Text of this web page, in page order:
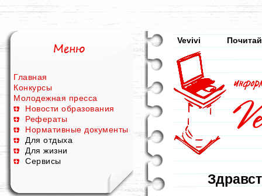
Главная
Конкурсы
Молодежная пресса
Новости образования
Рефераты
Нормативные документы
Для отдыха
Для жизни
Сервисы
Vevivi